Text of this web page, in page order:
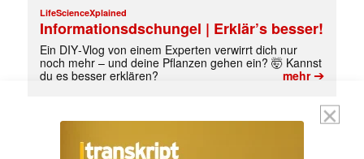
(erforderlich)
LifeScienceXplained
Informationsdschungel | Erklär’s besser!
Ein DIY‑Vlog von einem Experten verwirrt dich nur
noch mehr – und deine Pflanzen gehen ein? 🤯 Kannst
du es besser erklären?
mehr➔